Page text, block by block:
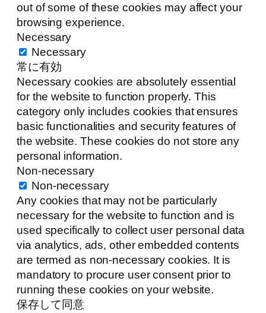
out of some of these cookies may affect your
browsing experience.
Necessary
Necessary
常に有効
Necessary cookies are absolutely essential
for the website to function properly. This
category only includes cookies that ensures
basic functionalities and security features of
the website. These cookies do not store any
personal information.
Non-necessary
Non-necessary
Any cookies that may not be particularly
necessary for the website to function and is
used specifically to collect user personal data
via analytics, ads, other embedded contents
are termed as non-necessary cookies. It is
mandatory to procure user consent prior to
running these cookies on your website.
保存して同意